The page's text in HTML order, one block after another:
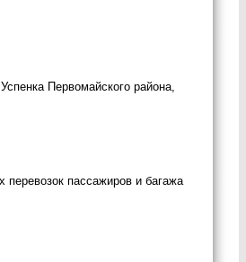
Первомайского района,
пассажиров и багажа